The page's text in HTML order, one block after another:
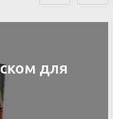
для